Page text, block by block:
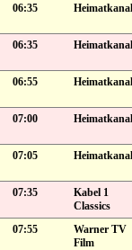
06:35 Heimatkanal
06:35 Heimatkanal
06:55 Heimatkanal
07:00 Heimatkanal
07:05 Heimatkanal
07:35
Kabel 1
Classics
07:55
Warner TV
Film